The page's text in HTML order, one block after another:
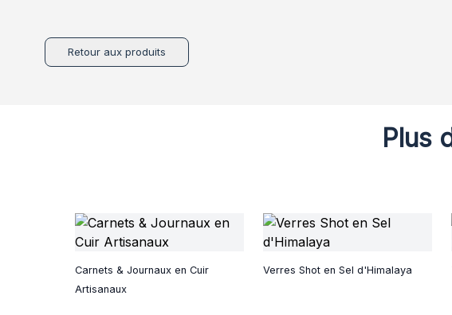
Retour aux produits
Plus
Carnets & Journaux en Cuir
Artisanaux
Verres Shot en Sel d'Himalaya